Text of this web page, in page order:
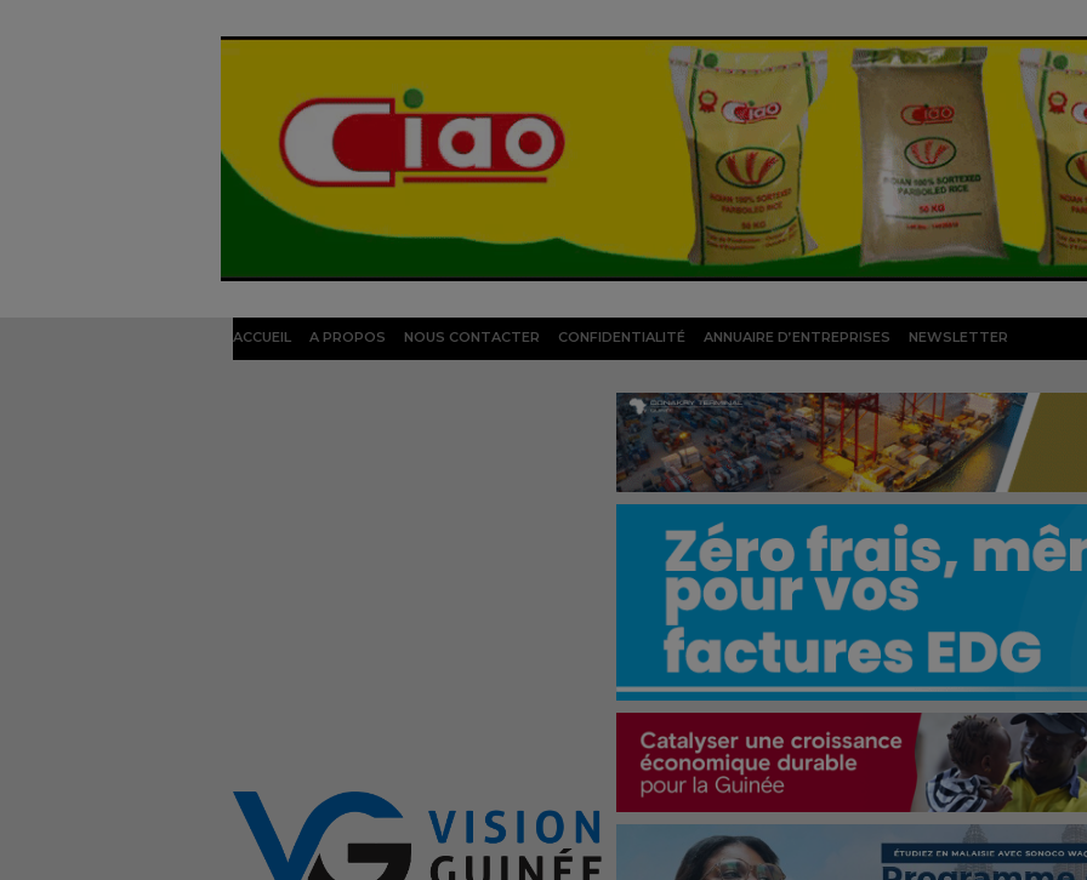
ACCUEIL A PROPOS NOUS CONTACTER CONFIDENTIALITÉ ANNUAIRE D’ENTREPRISES NEWSLETTER